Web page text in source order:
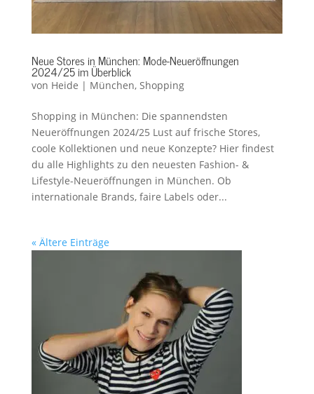
Neue Stores in München: Mode-Neueröffnungen
2024/25 im Überblick
von Heide | München, Shopping
Shopping in München: Die spannendsten
Neueröffnungen 2024/25 Lust auf frische Stores,
coole Kollektionen und neue Konzepte? Hier findest
du alle Highlights zu den neuesten Fashion- &
Lifestyle-Neueröffnungen in München. Ob
internationale Brands, faire Labels oder...
« Ältere Einträge